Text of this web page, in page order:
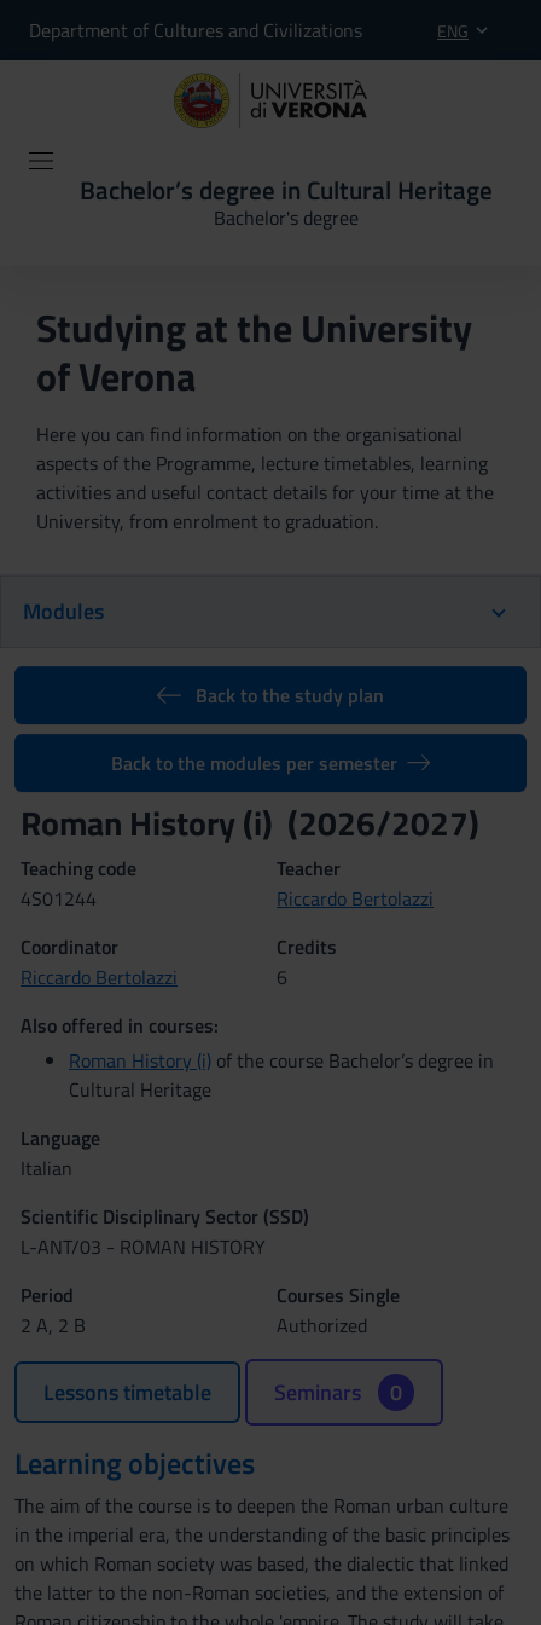
Department of Cultures and Civilizations ENG
Bachelor’s degree in Cultural Heritage
Bachelor's degree
Studying at the University
of Verona
Here you can find information on the organisational
aspects of the Programme, lecture timetables, learning
activities and useful contact details for your time at the
University, from enrolment to graduation.
Modules
Back to the study plan
Back to the modules per semester
Roman History (i) (2026/2027)
Teaching code
4S01244
Teacher
Riccardo Bertolazzi
Coordinator
Riccardo Bertolazzi
Credits
6
Also offered in courses:
Roman History (i) of the course Bachelor’s degree in
Cultural Heritage
Language
Italian
Scientific Disciplinary Sector (SSD)
L-ANT/03 - ROMAN HISTORY
Period
2 A, 2 B
Courses Single
Authorized
Lessons timetable Seminars 0
Learning objectives
The aim of the course is to deepen the Roman urban culture
in the imperial era, the understanding of the basic principles
on which Roman society was based, the dialectic that linked
the latter to the non-Roman societies, and the extension of